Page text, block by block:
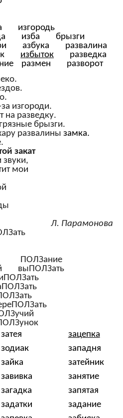
изгородь
изба брызги
азбука развалина
избыток разведка
размен разворот
изгороди.
на разведку.
брызги.
развалинызамка.
звуки,
Л. Парамонова
ПОЛЗание
выПОЛЗать
затея
зацепка
зодиак
западня
зайка
затейник
завивка
занятие
загадка
запятая
задатки
задание